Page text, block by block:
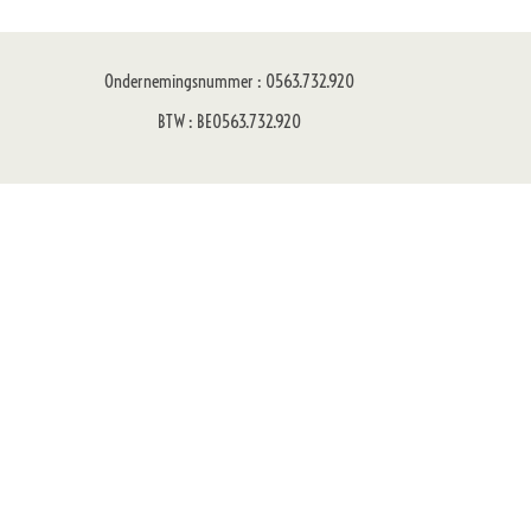
Ondernemingsnummer : 0563.732.920
BTW : BE0563.732.920